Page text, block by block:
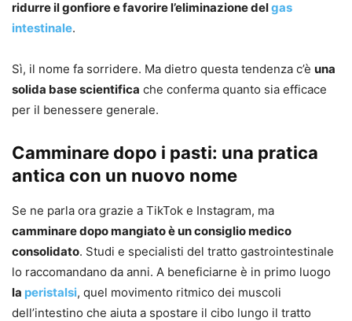
ridurre il gonfiore e favorire l’eliminazione delgas
intestinale.
Sì, il nome fa sorridere. Ma dietro questa tendenza c’è una
solida base scientifica che conferma quanto sia efficace
per il benessere generale.
Camminare dopo i pasti: una pratica
antica con un nuovo nome
Se ne parla ora grazie a TikTok e Instagram, ma
camminare dopo mangiato è un consiglio medico
consolidato. Studi e specialisti del tratto gastrointestinale
lo raccomandano da anni. A beneficiarne è in primo luogo
la peristalsi, quel movimento ritmico dei muscoli
dell’intestino che aiuta a spostare il cibo lungo il tratto